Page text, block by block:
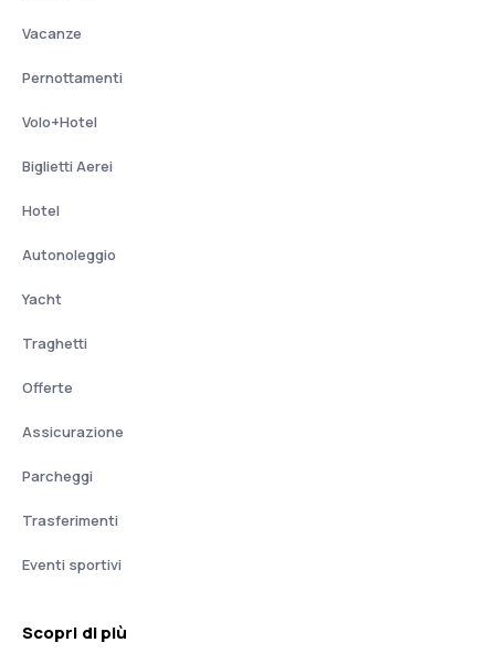
Vacanze
Pernottamenti
Volo+Hotel
Biglietti Aerei
Hotel
Autonoleggio
Yacht
Traghetti
Offerte
Assicurazione
Parcheggi
Trasferimenti
Eventi sportivi
Scopri di più